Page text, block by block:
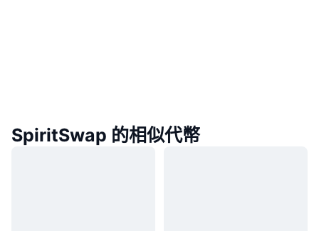
SpiritSwap 的相似代幣